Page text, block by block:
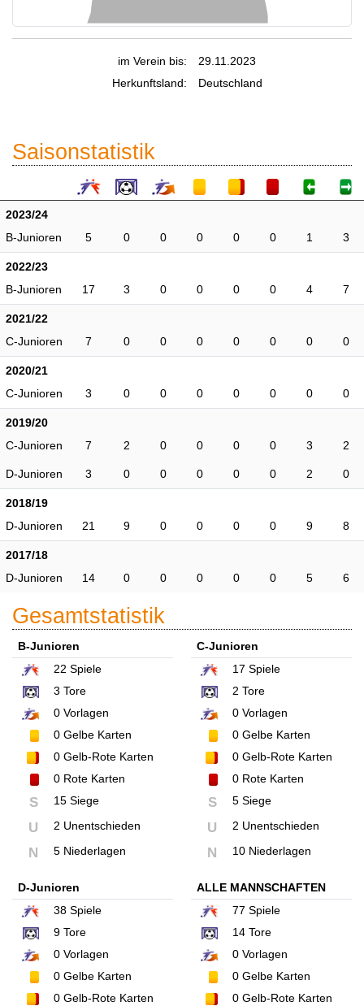
im Verein bis:
29.11.2023
Herkunftsland:
Deutschland
Saisonstatistik
2023/24
B-Junioren
5 0 0 0 0 0 1 3
2022/23
B-Junioren
17 3 0 0 0 0 4 7
2021/22
C-Junioren
7 0 0 0 0 0 0 0
2020/21
C-Junioren
3 0 0 0 0 0 0 0
2019/20
C-Junioren
7 2 0 0 0 0 3 2
D-Junioren 3 0 0 0 0 0 2 0
2018/19
D-Junioren
21 9 0 0 0 0 9 8
2017/18
D-Junioren
14 0 0 0 0 0 5 6
Gesamtstatistik
B-Junioren
22 Spiele
3 Tore
0 Vorlagen
0 Gelbe Karten
0 Gelb-Rote Karten
0 Rote Karten
S 15 Siege
U 2 Unentschieden
N 5 Niederlagen
C-Junioren
17 Spiele
2 Tore
0Vorlagen
0Gelbe Karten
0Gelb-Rote Karten
0Rote Karten
S 5 Siege
U 2 Unentschieden
N 10 Niederlagen
D-Junioren
38 Spiele
9 Tore
0 Vorlagen
0 Gelbe Karten
0 Gelb-Rote Karten
ALLE MANNSCHAFTEN
77 Spiele
14Tore
0Vorlagen
0Gelbe Karten
0Gelb-Rote Karten